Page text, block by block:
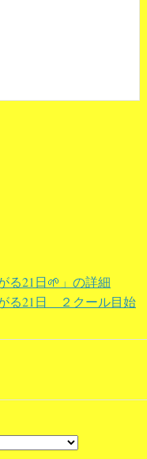
る21日🌱」の詳細
る21日 ２クール目始